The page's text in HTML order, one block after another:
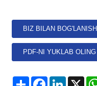
BIZ BILAN BOG'LANISH
PDF-NI YUKLAB OLING
ulashishFacebookLinkedIn
X